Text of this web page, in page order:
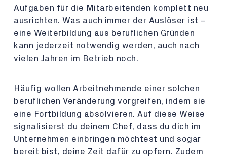
Aufgaben für die Mitarbeitenden komplett neu
ausrichten. Was auch immer der Auslöser ist –
eine Weiterbildung aus beruflichen Gründen
kann jederzeit notwendig werden, auch nach
vielen Jahren im Betrieb noch.
Häufig wollen Arbeitnehmende einer solchen
beruflichen Veränderung vorgreifen, indem sie
eine Fortbildung absolvieren. Auf diese Weise
signalisierst du deinem Chef, dass du dich im
Unternehmen einbringen möchtest und sogar
bereit bist, deine Zeit dafür zu opfern. Zudem